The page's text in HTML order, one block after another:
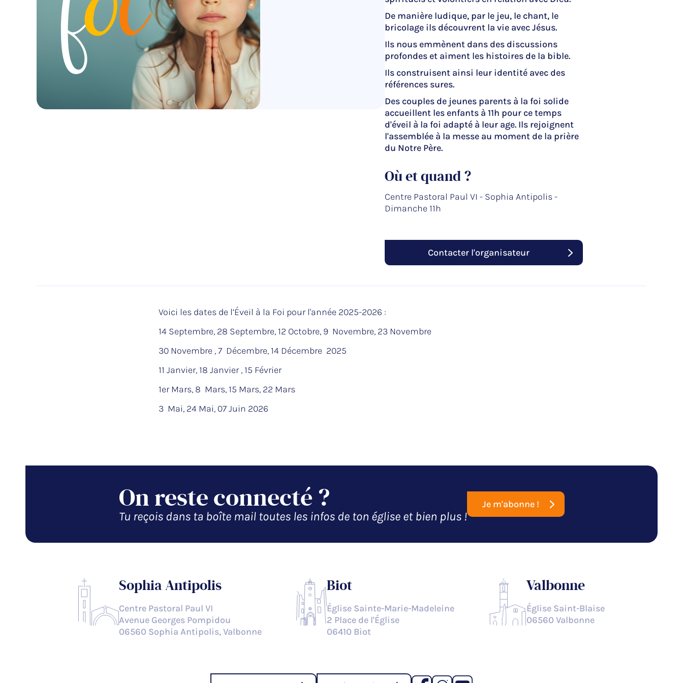
De manière ludique, par le jeu, le chant, le
bricolage ils découvrent la vie avec Jésus.
Ils nous emmènent dans des discussions
profondes et aiment les histoires de la bible.
Ils construisent ainsi leur identité avec des
références sures.
Des couples de jeunes parents à la foi solide
accueillent les enfants à 11h pour ce temps
d'éveil à la foi adapté à leur age. Ils rejoignent
l'assemblée à la messe au moment de la prière
du Notre Père.
Où et quand ?
Centre Pastoral Paul VI - Sophia Antipolis -
Dimanche 11h
Contacter l'organisateur
Voici les dates de l’Éveil à la Foi pour l'année 2025-2026 :
14 Septembre, 28 Septembre, 12 Octobre, 9 Novembre, 23 Novembre
30 Novembre , 7 Décembre, 14 Décembre 2025
11 Janvier, 18 Janvier , 15 Février
1er Mars, 8 Mars, 15 Mars, 22 Mars
3 Mai, 24 Mai, 07 Juin 2026
On reste connecté ?
Tu reçois dans ta boîte mail toutes les infos de ton église et bien plus !
Je m'abonne !
Sophia Antipolis
Centre Pastoral Paul VI
Avenue Georges Pompidou
06560 Sophia Antipolis, Valbonne
Biot
Église Sainte-Marie-Madeleine
2 Place de l'Église
06410 Biot
Valbonne
Église Saint-Blaise
06560 Valbonne